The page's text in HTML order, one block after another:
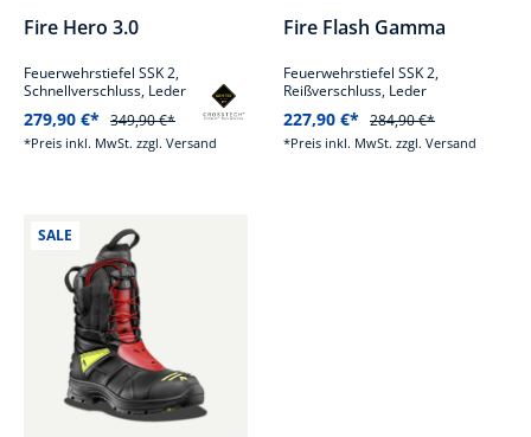
Fire Hero 3.0
Feuerwehrstiefel SSK 2,
Schnellverschluss, Leder
279,90 €* 349,90 €*
*Preis inkl. MwSt. zzgl. Versand
Fire Flash Gamma
Feuerwehrstiefel SSK 2,
Reißverschluss, Leder
227,90 €* 284,90 €*
*Preis inkl. MwSt. zzgl. Versand
SALE